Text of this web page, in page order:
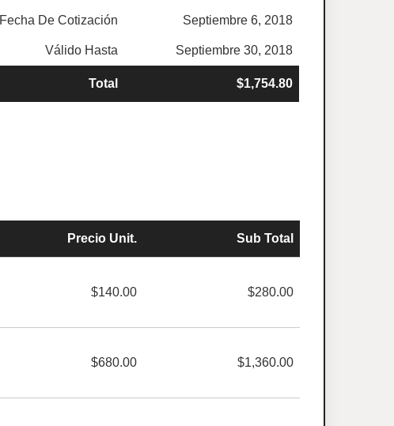
Fecha De Cotización Septiembre 6, 2018
Válido Hasta Septiembre 30, 2018
Total $1,754.80
Precio Unit. Sub Total
$140.00 $280.00
$680.00 $1,360.00